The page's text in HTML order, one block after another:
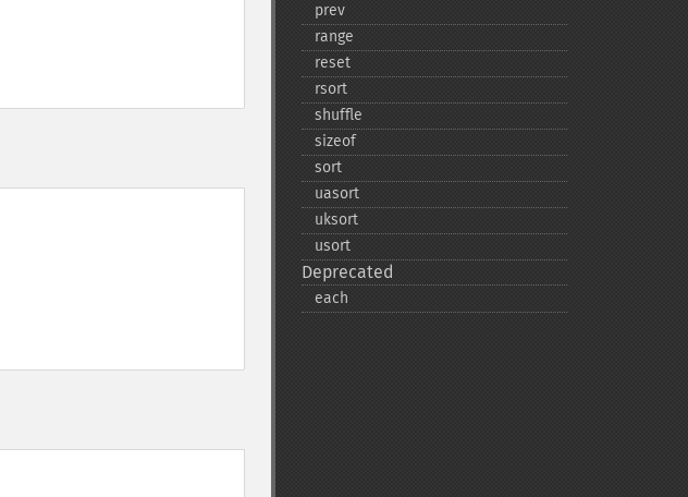
prev
range
reset
rsort
shuffle
sizeof
sort
uasort
uksort
usort
Deprecated
each